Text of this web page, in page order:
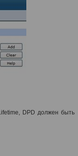
DPDдолжен быть